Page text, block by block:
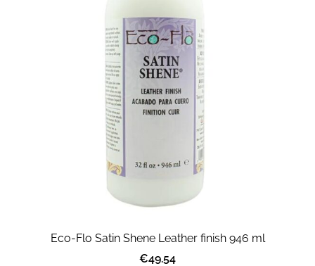
Eco-Flo Satin Shene Leather finish 946 ml
€49.54